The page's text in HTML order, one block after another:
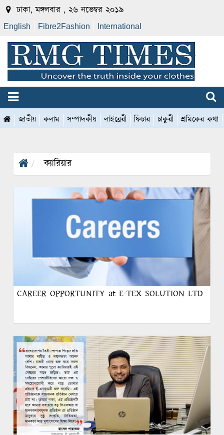
ঢাকা, মঙ্গলবার , ২৬ নভেম্বর ২০১৯
English Fibre2Fashion International
জাতীয় কলাম সম্পাদকীয় লাইব্রেরী ফিচার চাকুরী শ্রমিকের কথা
ক্যারিয়ার
CAREER OPPORTUNITY at E-TEX SOLUTION LTD